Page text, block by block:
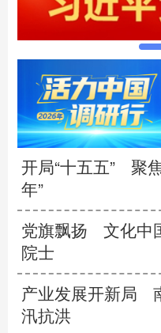
开局“十五五” 聚
年”
党旗飘扬 文化中
院士
产业发展开新局
汛抗洪